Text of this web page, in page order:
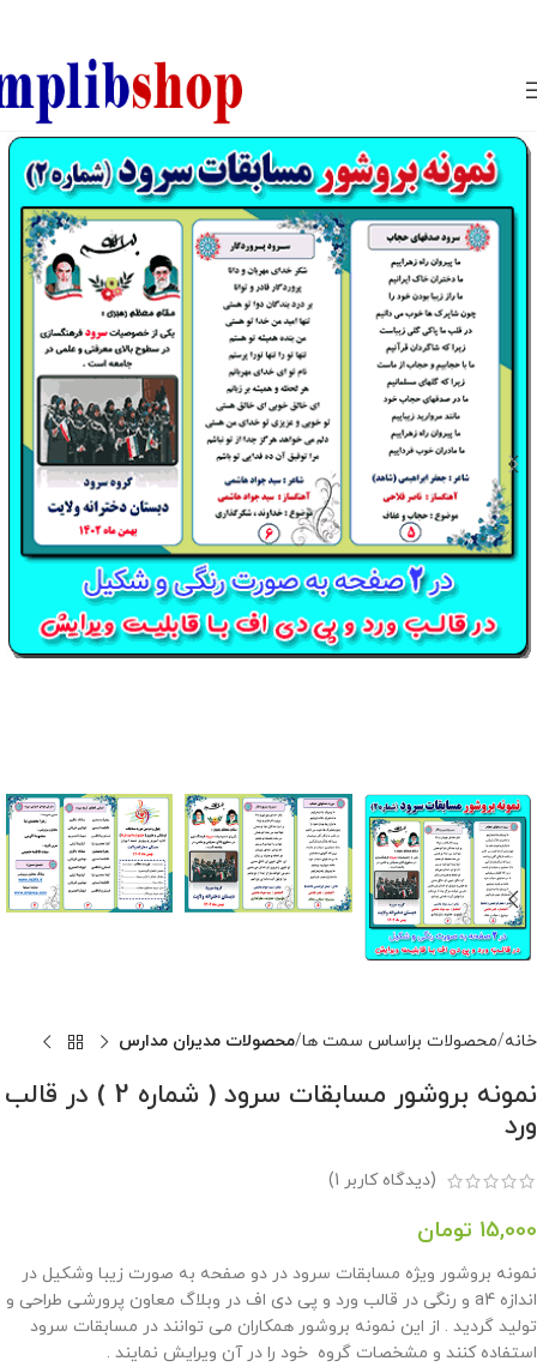
خانه محصولات براساس سمت ها محصولات مدیران مدارس
نمونه بروشور مسابقات سرود ( شماره 2 ) در قالب
ورد
(دیدگاه کاربر 1
)
15,000 تومان
نمونه بروشور ویژه مسابقات سرود در دو صفحه به صورت زیبا وشکیل در
اندازه a4 و رنگی در قالب ورد و پی دی اف در وبلاگ معاون پرورشی طراحی و
تولید گردید . از این نمونه بروشور همکاران می توانند در مسابقات سرود
استفاده کنند و مشخصات گروه خود را در آن ویرایش نمایند .